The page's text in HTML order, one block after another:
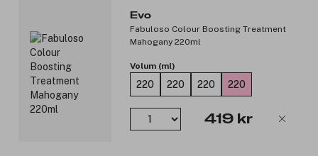
Evo
Fabuloso Colour Boosting Treatment
Mahogany 220ml
Volum (ml)
220 220 220 220
419 kr